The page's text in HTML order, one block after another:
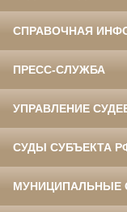
СПРАВОЧНАЯ
ПРЕСС-СЛУЖБА
УПРАВЛЕНИЕ
СУДЫ СУБЪЕКТА
МУНИЦИПАЛЬНЫЕ